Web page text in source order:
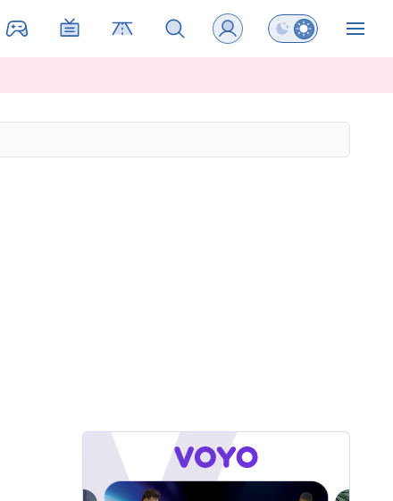
Preklopi barvni